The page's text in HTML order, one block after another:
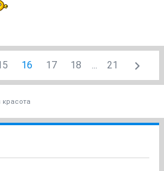
16 17 18 ... 21